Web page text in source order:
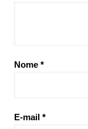
Nome *
E-mail *